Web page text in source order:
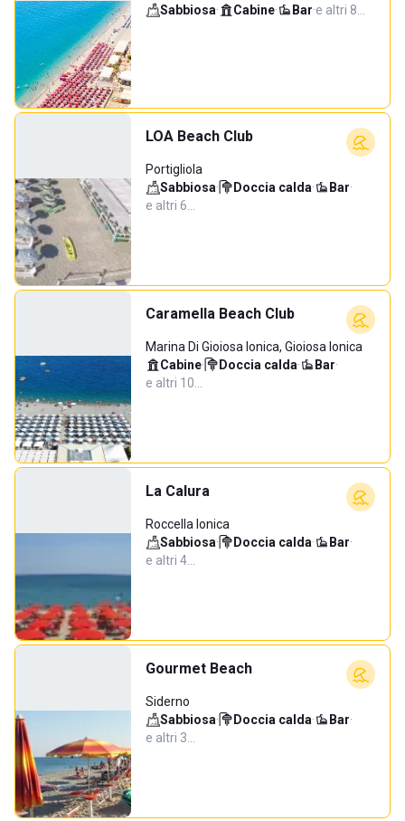
Sabbiosa· Cabine· Bar·e altri 8…
LOA Beach Club
Portigliola
Sabbiosa· Doccia calda· Bar·
e altri 6…
Caramella Beach Club
Marina Di Gioiosa Ionica, Gioiosa Ionica
Cabine· Doccia calda· Bar·
e altri 10…
La Calura
Roccella Ionica
Sabbiosa· Doccia calda· Bar·
e altri 4…
Gourmet Beach
Siderno
Sabbiosa· Doccia calda· Bar·
e altri 3…